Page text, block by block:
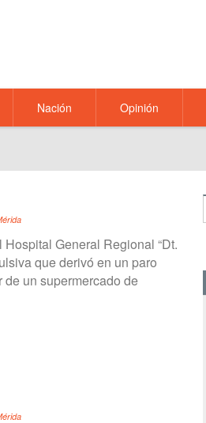
Nación Opinión
General Regional “Dt.
que derivó en un paro
un supermercado de